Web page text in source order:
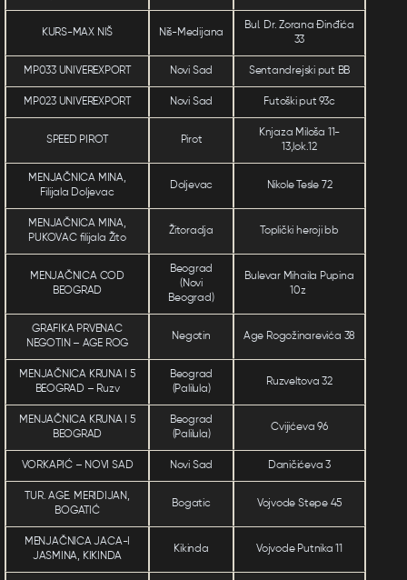
KURS-MAX NIŠ Niš-Medijana
Bul. Dr. Zorana Đinđića
33
MP033 UNIVEREXPORT Novi Sad Sentandrejski put BB
MP023 UNIVEREXPORT Novi Sad Futoški put 93c
SPEED PIROT Pirot
Knjaza Miloša 11-
13,lok.12
MENJAČNICA MINA,
Filijala Doljevac
Doljevac Nikole Tesle 72
MENJAČNICA MINA,
PUKOVAC filijala Žito
Žitoradja Toplički heroji bb
MENJAČNICA COD
BEOGRAD
Beograd
(Novi
Beograd)
Bulevar Mihaila Pupina
10z
GRAFIKA PRVENAC
NEGOTIN – AGE ROG
Negotin Age Rogožinarevića 38
MENJAČNICA KRUNA I 5
BEOGRAD – Ruzv
Beograd
(Palilula)
Ruzveltova 32
MENJAČNICA KRUNA I 5
BEOGRAD
Beograd
(Palilula)
Cvijićeva 96
VORKAPIĆ – NOVI SAD Novi Sad Daničićeva 3
TUR. AGE. MERIDIJAN,
BOGATIĆ
Bogatic Vojvode Stepe 45
MENJAČNICA JACA-I
JASMINA, KIKINDA
Kikinda Vojvode Putnika 11